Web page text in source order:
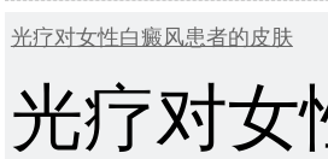
光疗对女性白癜风患者的皮肤
光疗对女